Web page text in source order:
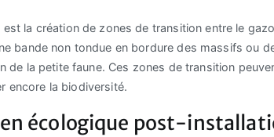
la création de zones de transition entre le
bande non tondue en bordure des massifs ou
de la petite faune. Ces zones de transition
encore la biodiversité.
écologique post-